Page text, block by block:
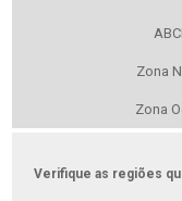
Zona
Zona
Verifique as regiões